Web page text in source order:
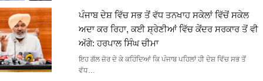
ਪੰਜਾਬ ਦੇਸ਼ ਵਿੱਚ ਸਭ ਤੋਂ ਵੱਧ ਤਨਖਾਹ ਸਕੇਲਾਂ ਵਿੱਚੋਂ ਸਕੇਲ
ਅਦਾ ਕਰ ਰਿਹਾ, ਕਈ ਸ਼੍ਰੇਣੀਆਂ ਵਿੱਚ ਕੇਂਦਰ ਸਰਕਾਰ ਤੋਂ ਵੀ
ਅੱਗੇ: ਹਰਪਾਲ ਸਿੰਘ ਚੀਮਾ
ਇਹ ਗੱਲ ਜ਼ੋਰ ਦੇ ਕੇ ਕਹਿੰਦਿਆਂ ਕਿ ਪੰਜਾਬ ਪਹਿਲਾਂ ਹੀ ਦੇਸ਼ ਵਿੱਚ ਸਭ ਤੋਂ
ਵੱਧ…